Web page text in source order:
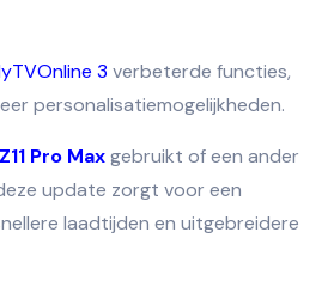
3 verbeterde functies,
personalisatiemogelijkheden.
Pro Maxgebruikt of een ander
update zorgt voor een
laadtijden en uitgebreidere